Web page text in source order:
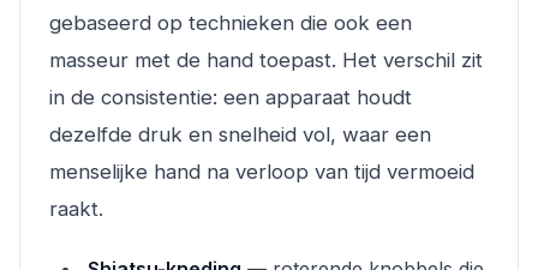
gebaseerd op technieken die ook een
masseur met de hand toepast. Het verschil zit
in de consistentie: een apparaat houdt
dezelfde druk en snelheid vol, waar een
menselijke hand na verloop van tijd vermoeid
raakt.